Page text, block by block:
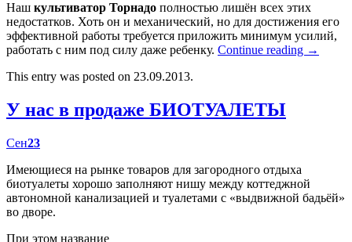
Наш культиватор Торнадо полностью лишён всех этих
недостатков. Хоть он и механический, но для достижения его
эффективной работы требуется приложить минимум усилий,
работать с ним под силу даже ребенку. Continue reading →
This entry was posted on 23.09.2013.
У нас в продаже БИОТУАЛЕТЫ
Сен23
Имеющиеся на рынке товаров для загородного отдыха
биотуалеты хорошо заполняют нишу между коттеджной
автономной канализацией и туалетами с «выдвижной бадьёй»
во дворе.
При этом название